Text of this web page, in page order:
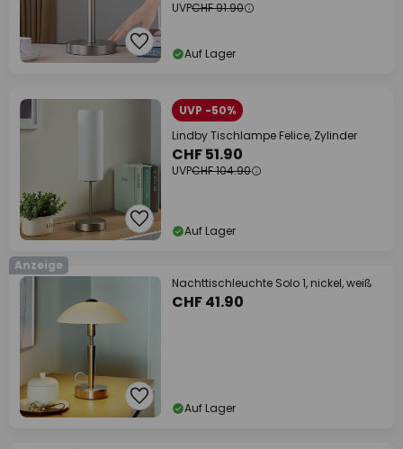
UVPCHF 91.90
Auf Lager
UVP -50%
Lindby Tischlampe Felice, Zylinder
CHF 51.90
UVPCHF 104.90
Auf Lager
Anzeige
Nachttischleuchte Solo 1, nickel, weiß
CHF 41.90
Auf Lager